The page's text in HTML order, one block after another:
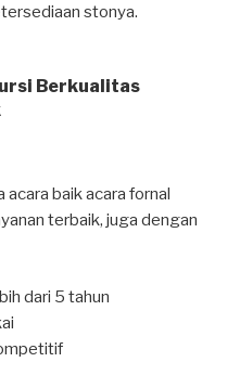
stonya.
Berkualitas
baik acara fornal
terbaik, juga dengan
dari 5 tahun